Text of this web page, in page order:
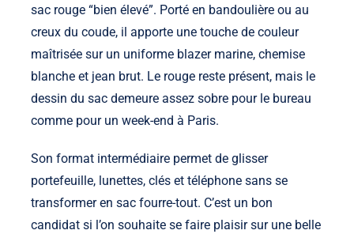
sac rouge “bien élevé”. Porté en bandoulière ou au
creux du coude, il apporte une touche de couleur
maîtrisée sur un uniforme blazer marine, chemise
blanche et jean brut. Le rouge reste présent, mais le
dessin du sac demeure assez sobre pour le bureau
comme pour un week-end à Paris.
Son format intermédiaire permet de glisser
portefeuille, lunettes, clés et téléphone sans se
transformer en sac fourre-tout. C’est un bon
candidat si l’on souhaite se faire plaisir sur une belle